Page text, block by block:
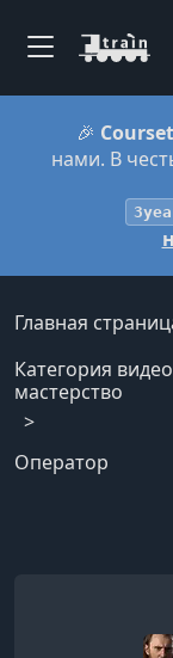
🎉
нами. В
Главная
Категория
мастерство
Оператор